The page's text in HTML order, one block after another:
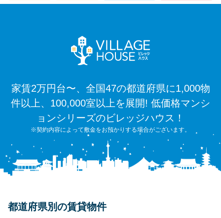
家賃2万円台〜、全国47の都道府県に1,000物
件以上、100,000室以上を展開! 低価格マンシ
ョンシリーズのビレッジハウス！
※契約内容によって敷金をお預かりする場合がございます。
都道府県別の賃貸物件